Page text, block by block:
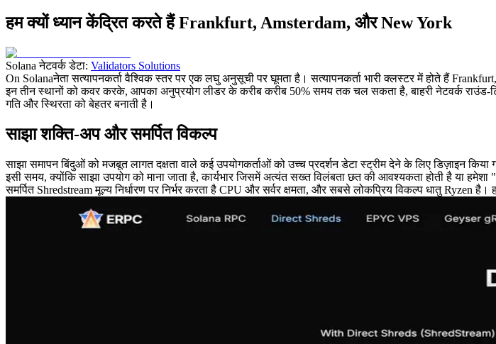
हम क्यों ध्यान केंद्रित करते हैं Frankfurt, Amsterdam, और New York
Solana नेटवर्क डेटा: Validators Solutions
On Solanaनेता सत्यापनकर्ता वैश्विक स्तर पर एक लघु अनुसूची पर घूमता है। सत्यापनकर्ता भारी क्लस्टर में होते हैं
इन तीन स्थानों को कवर करके, आपका अनुप्रयोग लीडर के करीब करीब 50% समय तक चल सकता है, बाहरी नेटवर्क
गति और स्थिरता को बेहतर बनाती है।
साझा शक्ति-अप और समर्पित विकल्प
साझा समापन बिंदुओं को मजबूत लागत दक्षता वाले कई उपयोगकर्ताओं को उच्च प्रदर्शन डेटा स्ट्रीम देने के लिए डिज़ाइन
इसी समय, क्योंकि साझा उपयोग को माना जाता है, कार्यभार जिसमें अत्यंत सख्त विलंबता छत की आवश्यकता होती है या हमेशा
समर्पित Shredstream मूल्य निर्धारण पर निर्भर करता है CPU और सर्वर क्षमता, और सबसे लोकप्रिय विकल्प धातु Ryzen